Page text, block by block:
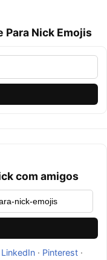
Para Nick Emojis
com amigos
LinkedIn· Pinterest·